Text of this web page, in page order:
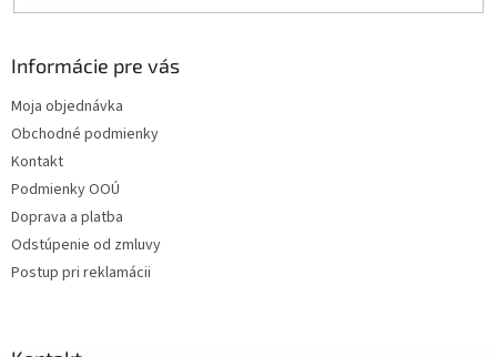
Informácie pre vás
Moja objednávka
Obchodné podmienky
Kontakt
Podmienky OOÚ
Doprava a platba
Odstúpenie od zmluvy
Postup pri reklamácii